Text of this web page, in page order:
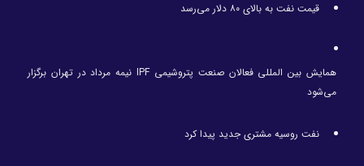
قیمت نفت به بالای ۸۰ دلار می‌رسد
همایش بین المللی فعالان صنعت پتروشیمی IPF نیمه مرداد در تهران برگزار
می‌شود
نفت روسیه مشتری جدید پیدا کرد